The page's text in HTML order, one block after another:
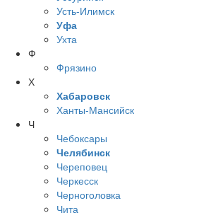
Усть-Илимск
Уфа
Ухта
Ф
Фрязино
Х
Хабаровск
Ханты-Мансийск
Ч
Чебоксары
Челябинск
Череповец
Черкесск
Черноголовка
Чита